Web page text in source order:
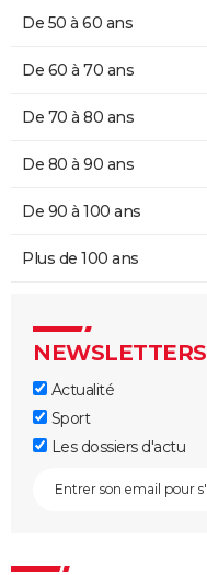
De 50 à 60 ans
De 60 à 70 ans
De 70 à 80 ans
De 80 à 90 ans
De 90 à 100 ans
Plus de 100 ans
NEWSLETTERS
Actualité
Sport
Les dossiers d'actu